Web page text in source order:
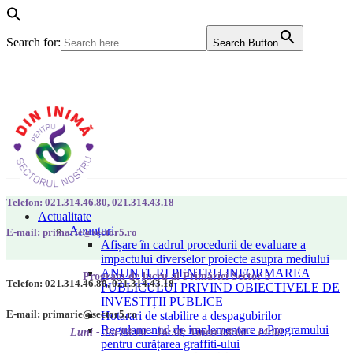
Search for: Search Button
Actualitate
Anunțuri
Afișare în cadrul procedurii de evaluare a
impactului diverselor proiecte asupra mediului
ANUNȚURI PENTRU INFORMAREA
PUBLICULUI PRIVIND OBIECTIVELE DE
INVESTIȚII PUBLICE
Hotarari de stabilire a despagubirilor
Regulamentul de implementare a Programului
pentru curățarea graffiti-ului
Telefon: 021.314.46.80, 021.314.43.18
E-mail: primarie@sector5.ro
Program de lucru al Primăriei Sector 5
Luni - Joi 08:00 - 16:30; Vineri 08:00 - 14:00
Telefon: 021.314.46.80, 021.314.43.18
E-mail: primarie@sector5.ro